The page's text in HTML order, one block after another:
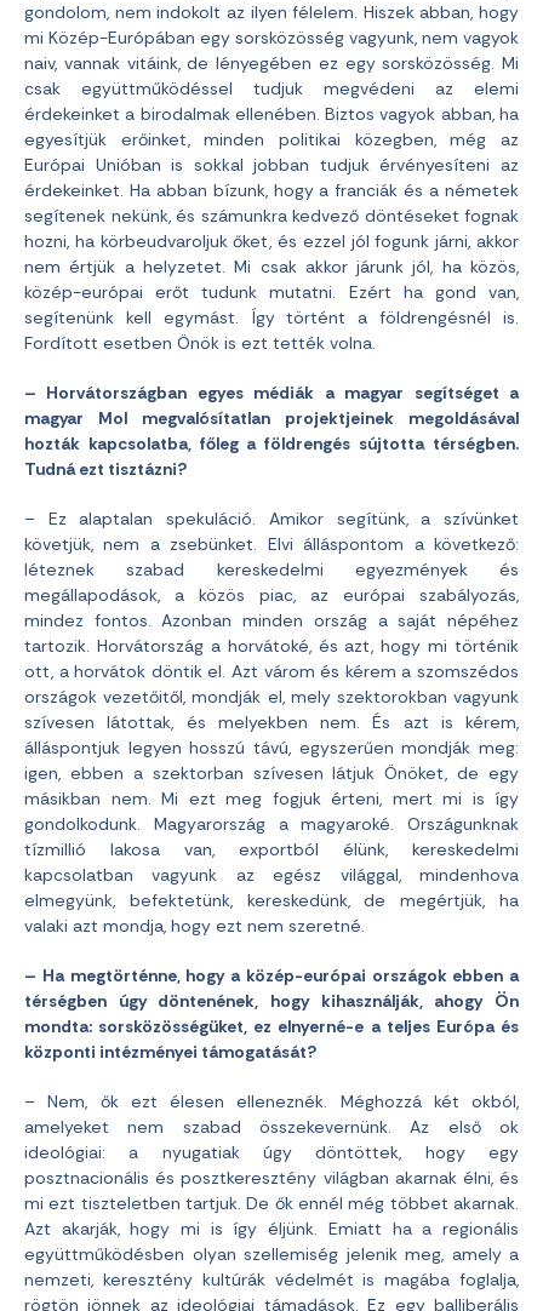
gondolom, nem indokolt az ilyen félelem. Hiszek abban, hogy
mi Közép-Európában egy sorsközösség vagyunk, nem vagyok
naiv, vannak vitáink, de lényegében ez egy sorsközösség. Mi
csak együttműködéssel tudjuk megvédeni az elemi
érdekeinket a birodalmak ellenében. Biztos vagyok abban, ha
egyesítjük erőinket, minden politikai közegben, még az
Európai Unióban is sokkal jobban tudjuk érvényesíteni az
érdekeinket. Ha abban bízunk, hogy a franciák és a németek
segítenek nekünk, és számunkra kedvező döntéseket fognak
hozni, ha körbeudvaroljuk őket, és ezzel jól fogunk járni, akkor
nem értjük a helyzetet. Mi csak akkor járunk jól, ha közös,
közép-európai erőt tudunk mutatni. Ezért ha gond van,
segítenünk kell egymást. Így történt a földrengésnél is.
Fordított esetben Önök is ezt tették volna.
– Horvátországban egyes médiák a magyar segítséget a
magyar Mol megvalósítatlan projektjeinek megoldásával
hozták kapcsolatba, főleg a földrengés sújtotta térségben.
Tudná ezt tisztázni?
– Ez alaptalan spekuláció. Amikor segítünk, a szívünket
követjük, nem a zsebünket. Elvi álláspontom a következő:
léteznek szabad kereskedelmi egyezmények és
megállapodások, a közös piac, az európai szabályozás,
mindez fontos. Azonban minden ország a saját népéhez
tartozik. Horvátország a horvátoké, és azt, hogy mi történik
ott, a horvátok döntik el. Azt várom és kérem a szomszédos
országok vezetőitől, mondják el, mely szektorokban vagyunk
szívesen látottak, és melyekben nem. És azt is kérem,
álláspontjuk legyen hosszú távú, egyszerűen mondják meg:
igen, ebben a szektorban szívesen látjuk Önöket, de egy
másikban nem. Mi ezt meg fogjuk érteni, mert mi is így
gondolkodunk. Magyarország a magyaroké. Országunknak
tízmillió lakosa van, exportból élünk, kereskedelmi
kapcsolatban vagyunk az egész világgal, mindenhova
elmegyünk, befektetünk, kereskedünk, de megértjük, ha
valaki azt mondja, hogy ezt nem szeretné.
– Ha megtörténne, hogy a közép-európai országok ebben a
térségben úgy döntenének, hogy kihasználják, ahogy Ön
mondta: sorsközösségüket, ez elnyerné-e a teljes Európa és
központi intézményei támogatását?
– Nem, ők ezt élesen elleneznék. Méghozzá két okból,
amelyeket nem szabad összekevernünk. Az első ok
ideológiai: a nyugatiak úgy döntöttek, hogy egy
posztnacionális és posztkeresztény világban akarnak élni, és
mi ezt tiszteletben tartjuk. De ők ennél még többet akarnak.
Azt akarják, hogy mi is így éljünk. Emiatt ha a regionális
együttműködésben olyan szellemiség jelenik meg, amely a
nemzeti, keresztény kultúrák védelmét is magába foglalja,
rögtön jönnek az ideológiai támadások. Ez egy balliberális